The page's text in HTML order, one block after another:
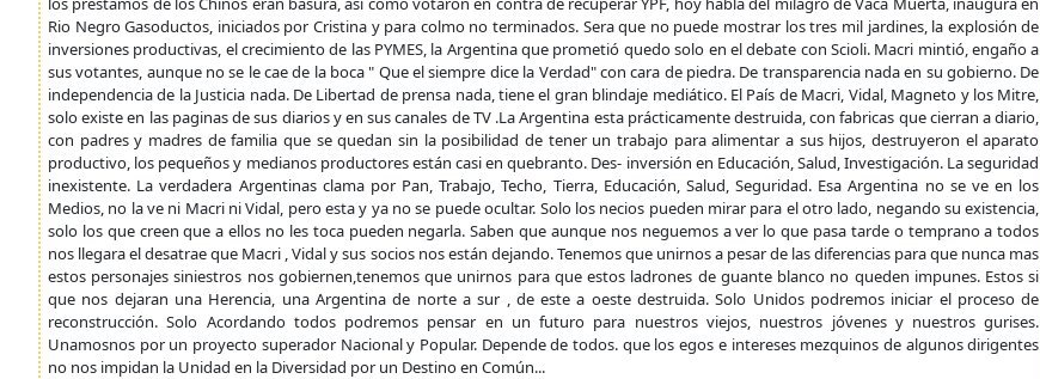
Rio Negro Gasoductos, iniciados por Cristina y para colmo no terminados. Sera que no puede mostrar los tres mil jardines, la explosión de
inversiones productivas, el crecimiento de las PYMES, la Argentina que prometió quedo solo en el debate con Scioli. Macri mintió, engaño a
sus votantes, aunque no se le cae de la boca " Que el siempre dice la Verdad" con cara de piedra. De transparencia nada en su gobierno. De
independencia de la Justicia nada. De Libertad de prensa nada, tiene el gran blindaje mediático. El País de Macri, Vidal, Magneto y los Mitre,
solo existe en las paginas de sus diarios y en sus canales de TV .La Argentina esta prácticamente destruida, con fabricas que cierran a diario,
con padres y madres de familia que se quedan sin la posibilidad de tener un trabajo para alimentar a sus hijos, destruyeron el aparato
productivo, los pequeños y medianos productores están casi en quebranto. Des- inversión en Educación, Salud, Investigación. La seguridad
inexistente. La verdadera Argentinas clama por Pan, Trabajo, Techo, Tierra, Educación, Salud, Seguridad. Esa Argentina no se ve en los
Medios, no la ve ni Macri ni Vidal, pero esta y ya no se puede ocultar. Solo los necios pueden mirar para el otro lado, negando su existencia,
solo los que creen que a ellos no les toca pueden negarla. Saben que aunque nos neguemos a ver lo que pasa tarde o temprano a todos
nos llegara el desatrae que Macri , Vidal y sus socios nos están dejando. Tenemos que unirnos a pesar de las diferencias para que nunca mas
estos personajes siniestros nos gobiernen,tenemos que unirnos para que estos ladrones de guante blanco no queden impunes. Estos si
que nos dejaran una Herencia, una Argentina de norte a sur , de este a oeste destruida. Solo Unidos podremos iniciar el proceso de
reconstrucción. Solo Acordando todos podremos pensar en un futuro para nuestros viejos, nuestros jóvenes y nuestros gurises.
Unamosnos por un proyecto superador Nacional y Popular. Depende de todos. que los egos e intereses mezquinos de algunos dirigentes
no nos impidan la Unidad en la Diversidad por un Destino en Común...